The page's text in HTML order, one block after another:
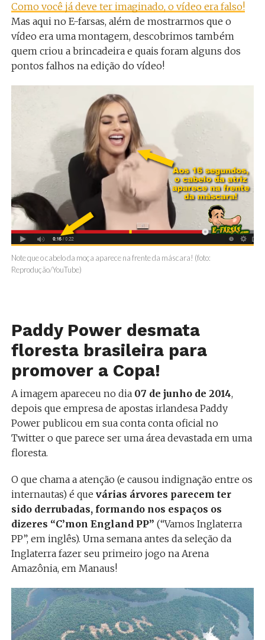
Como você já deve ter imaginado, o vídeo era falso!
Mas aqui no E-farsas, além de mostrarmos que o
vídeo era uma montagem, descobrimos também
quem criou a brincadeira e quais foram alguns dos
pontos falhos na edição do vídeo!
Note que o cabelo da moça aparece na frente da máscara! (foto:
Reprodução/YouTube)
Paddy Power desmata
floresta brasileira para
promover a Copa!
A imagem apareceu no dia 07 de junho de 2014,
depois que empresa de apostas irlandesa Paddy
Power publicou em sua conta conta oficial no
Twitter o que parece ser uma área devastada em uma
floresta.
O que chama a atenção (e causou indignação entre os
internautas) é que várias árvores parecem ter
sido derrubadas, formando nos espaços os
dizeres “C’mon England PP” (“Vamos Inglaterra
PP”, em inglês). Uma semana antes da seleção da
Inglaterra fazer seu primeiro jogo na Arena
Amazônia, em Manaus!